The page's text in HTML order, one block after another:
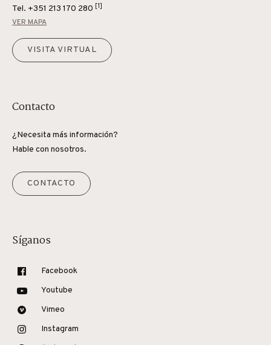
Tel. +351 213 170 280 [1]
VER MAPA
VISITA VIRTUAL
Contacto
¿Necesita más información?
Hable con nosotros.
CONTACTO
Síganos
Facebook
Youtube
Vimeo
Instagram